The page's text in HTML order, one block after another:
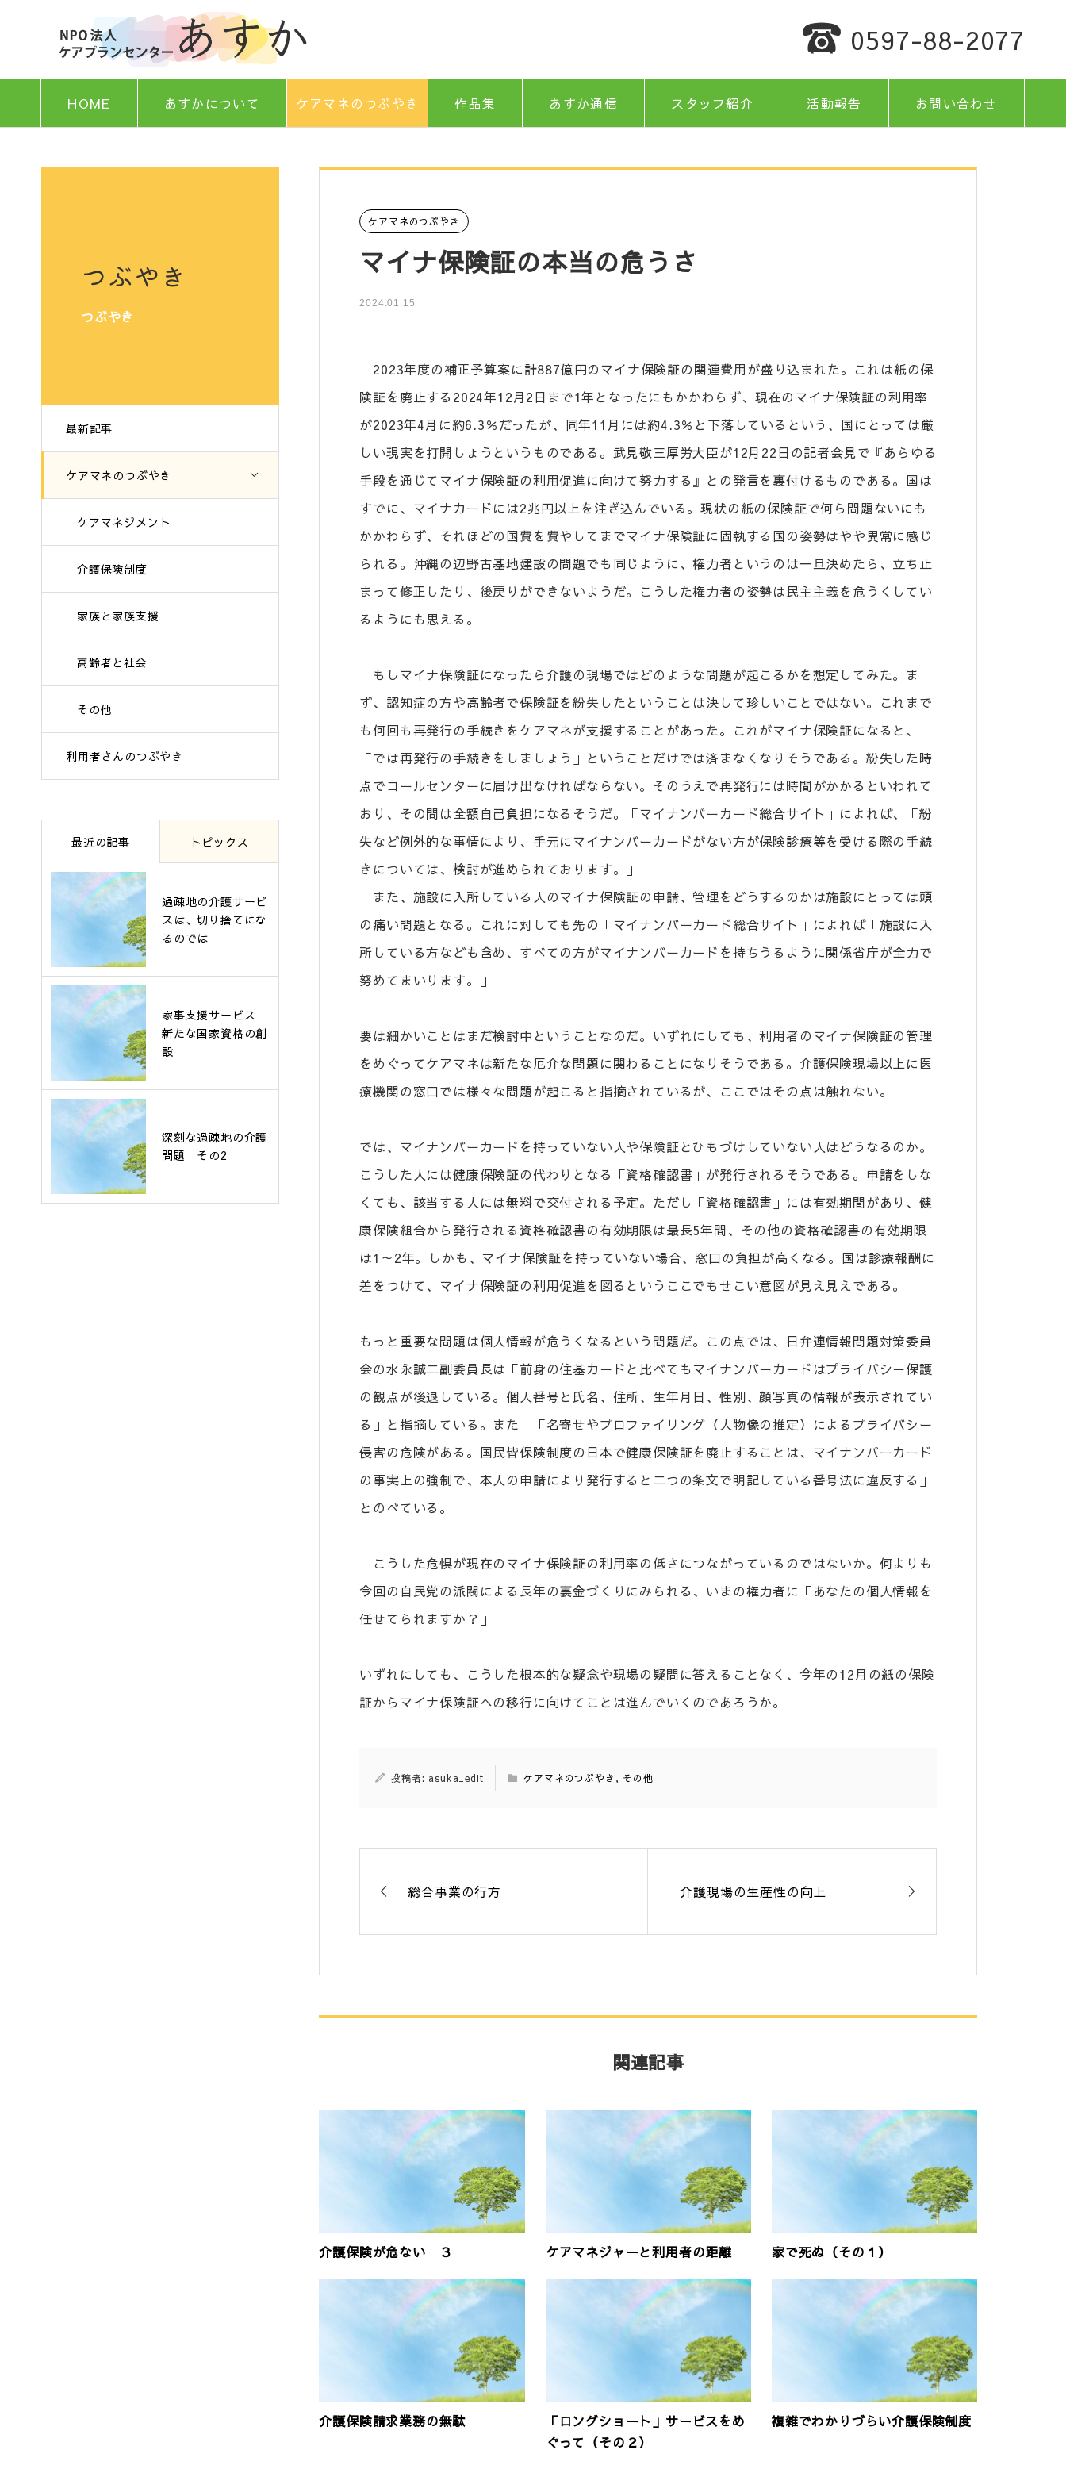
0597-88-2077
HOME あすかについて ケアマネのつぶやき 作品集 あすか通信 スタッフ紹介 活動報告 お問い合わせ
つぶやき
つぶやき
最新記事
ケアマネのつぶやき
ケアマネジメント
介護保険制度
家族と家族支援
高齢者と社会
その他
利用者さんのつぶやき
ケアマネのつぶやき
マイナ保険証の本当の危うさ
2024.01.15
2023年度の補正予算案に計887億円のマイナ保険証の関連費用が盛り込まれた。これは紙の保
険証を廃止する2024年12月2日まで1年となったにもかかわらず、現在のマイナ保険証の利用率
が2023年4月に約6.3％だったが、同年11月には約4.3％と下落しているという、国にとっては厳
しい現実を打開しょうというものである。武見敬三厚労大臣が12月22日の記者会見で『あらゆる
手段を通じてマイナ保険証の利用促進に向けて努力する』との発言を裏付けるものである。国は
すでに、マイナカードには2兆円以上を注ぎ込んでいる。現状の紙の保険証で何ら問題ないにも
かかわらず、それほどの国費を費やしてまでマイナ保険証に固執する国の姿勢はやや異常に感じ
られる。沖縄の辺野古基地建設の問題でも同じように、権力者というのは一旦決めたら、立ち止
まって修正したり、後戻りができないようだ。こうした権力者の姿勢は民主主義を危うくしてい
るようにも思える。
もしマイナ保険証になったら介護の現場ではどのような問題が起こるかを想定してみた。ま
ず、認知症の方や高齢者で保険証を紛失したということは決して珍しいことではない。これまで
も何回も再発行の手続きをケアマネが支援することがあった。これがマイナ保険証になると、
「では再発行の手続きをしましょう」ということだけでは済まなくなりそうである。紛失した時
点でコールセンターに届け出なければならない。そのうえで再発行には時間がかかるといわれて
おり、その間は全額自己負担になるそうだ。「マイナンバーカード総合サイト」によれば、「紛
失など例外的な事情により、手元にマイナンバーカードがない方が保険診療等を受ける際の手続
きについては、検討が進められております。」
また、施設に入所している人のマイナ保険証の申請、管理をどうするのかは施設にとっては頭
の痛い問題となる。これに対しても先の「マイナンバーカード総合サイト」によれば「施設に入
所している方なども含め、すべての方がマイナンバーカードを持ちうるように関係省庁が全力で
努めてまいります。」
要は細かいことはまだ検討中ということなのだ。いずれにしても、利用者のマイナ保険証の管理
をめぐってケアマネは新たな厄介な問題に関わることになりそうである。介護保険現場以上に医
療機関の窓口では様々な問題が起こると指摘されているが、ここではその点は触れない。
では、マイナンバーカードを持っていない人や保険証とひもづけしていない人はどうなるのか。
こうした人には健康保険証の代わりとなる「資格確認書」が発行されるそうである。申請をしな
くても、該当する人には無料で交付される予定。ただし「資格確認書」には有効期間があり、健
康保険組合から発行される資格確認書の有効期限は最長5年間、その他の資格確認書の有効期限
は1～2年。しかも、マイナ保険証を持っていない場合、窓口の負担が高くなる。国は診療報酬に
差をつけて、マイナ保険証の利用促進を図るというここでもせこい意図が見え見えである。
もっと重要な問題は個人情報が危うくなるという問題だ。この点では、日弁連情報問題対策委員
会の水永誠二副委員長は「前身の住基カードと比べてもマイナンバーカードはプライバシー保護
の観点が後退している。個人番号と氏名、住所、生年月日、性別、顔写真の情報が表示されてい
る」と指摘している。また 「名寄せやプロファイリング（人物像の推定）によるプライバシー
侵害の危険がある。国民皆保険制度の日本で健康保険証を廃止することは、マイナンバーカード
の事実上の強制で、本人の申請により発行すると二つの条文で明記している番号法に違反する」
とのべている。
こうした危惧が現在のマイナ保険証の利用率の低さにつながっているのではないか。何よりも
今回の自民党の派閥による長年の裏金づくりにみられる、いまの権力者に「あなたの個人情報を
任せてられますか？」
いずれにしても、こうした根本的な疑念や現場の疑問に答えることなく、今年の12月の紙の保険
証からマイナ保険証への移行に向けてことは進んでいくのであろうか。
投稿者: asuka_edit ケアマネのつぶやき , その他
総合事業の行方 介護現場の生産性の向上
関連記事
介護保険が危ない ３ ケアマネジャーと利用者の距離 家で死ぬ（その１）
介護保険請求業務の無駄
「ロングショート」サービスをめ
ぐって（その２）
複雑でわかりづらい介護保険制度
最近の記事 トピックス
過疎地の介護サービ
スは、切り捨てにな
るのでは
家事支援サービス
新たな国家資格の創
設
深刻な過疎地の介護
問題 その2